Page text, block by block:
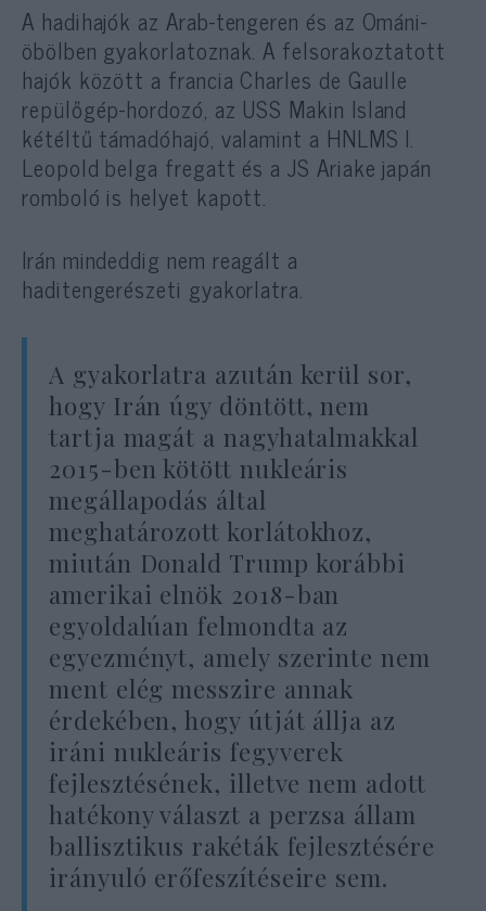
A hadihajók az Arab-tengeren és az Ománi-
öbölben gyakorlatoznak. A felsorakoztatott
hajók között a francia Charles de Gaulle
repülőgép-hordozó, az USS Makin Island
kétéltű támadóhajó, valamint a HNLMS I.
Leopold belga fregatt és a JS Ariake japán
romboló is helyet kapott.
Irán mindeddig nem reagált a
haditengerészeti gyakorlatra.
A gyakorlatra azután kerül sor,
hogy Irán úgy döntött, nem
tartja magát a nagyhatalmakkal
2015-ben kötött nukleáris
megállapodás által
meghatározott korlátokhoz,
miután Donald Trump korábbi
amerikai elnök 2018-ban
egyoldalúan felmondta az
egyezményt, amely szerinte nem
ment elég messzire annak
érdekében, hogy útját állja az
iráni nukleáris fegyverek
fejlesztésének, illetve nem adott
hatékony választ a perzsa állam
ballisztikus rakéták fejlesztésére
irányuló erőfeszítéseire sem.